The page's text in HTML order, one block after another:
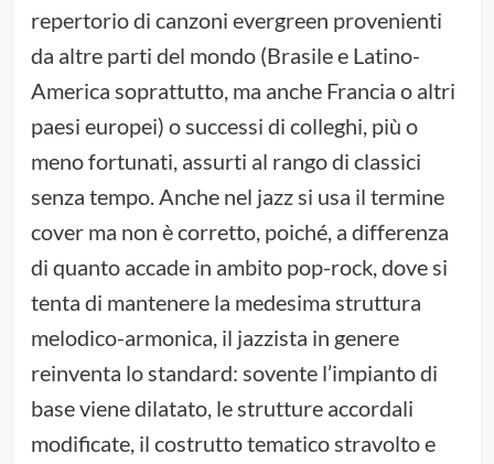
repertorio di canzoni evergreen provenienti
da altre parti del mondo (Brasile e Latino-
America soprattutto, ma anche Francia o altri
paesi europei) o successi di colleghi, più o
meno fortunati, assurti al rango di classici
senza tempo. Anche nel jazz si usa il termine
cover ma non è corretto, poiché, a differenza
di quanto accade in ambito pop-rock, dove si
tenta di mantenere la medesima struttura
melodico-armonica, il jazzista in genere
reinventa lo standard: sovente l’impianto di
base viene dilatato, le strutture accordali
modificate, il costrutto tematico stravolto e